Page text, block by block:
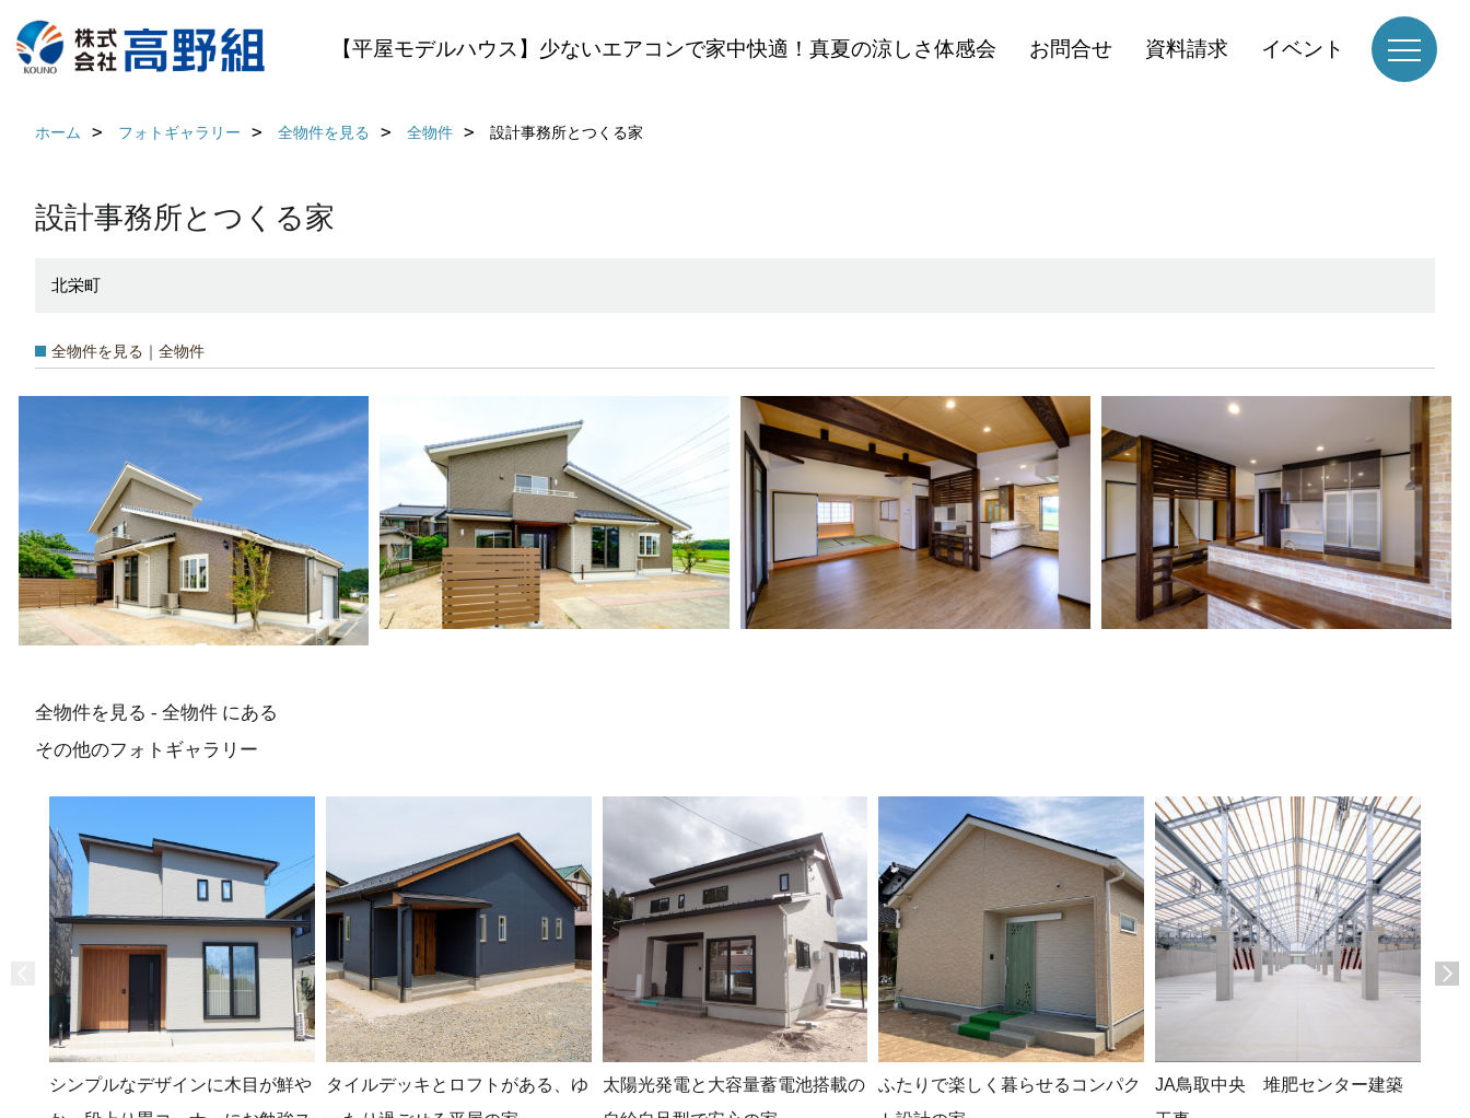
【平屋モデルハウス】少ないエアコンで家中快適！真夏の涼しさ体感会 お問合せ 資料請求 イベント
ホーム フォトギャラリー 全物件を見る 全物件 設計事務所とつくる家
設計事務所とつくる家
北栄町
全物件を見る｜全物件
全物件を見る - 全物件 にある
その他のフォトギャラリー
シンプルなデザインに木目が鮮や
タイルデッキとロフトがある、ゆ
太陽光発電と大容量蓄電池搭載の
ふたりで楽しく暮らせるコンパク
JA鳥取中央 堆肥センター建築